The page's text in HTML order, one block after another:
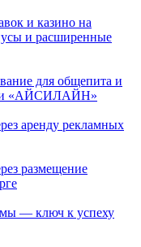
и казино на
и расширенные
для общепита и
«АЙСИЛАЙН»
аренду рекламных
размещение
— ключ к успеху